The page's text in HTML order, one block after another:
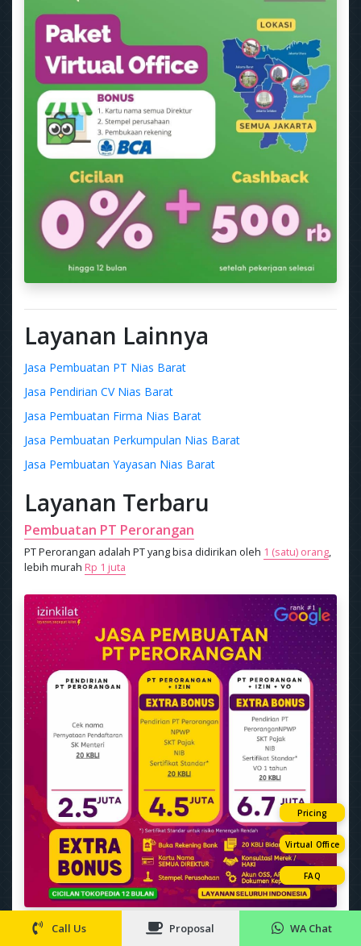
Layanan Lainnya
Jasa Pembuatan PT Nias Barat
Jasa Pendirian CV Nias Barat
Jasa Pembuatan Firma Nias Barat
Jasa Pembuatan Perkumpulan Nias Barat
Jasa Pembuatan Yayasan Nias Barat
Layanan Terbaru
Pembuatan PT Perorangan
PT Perorangan adalah PT yang bisa didirikan oleh 1 (satu) orang,
lebih murah Rp 1 juta
Pricing
Virtual Office
FAQ
Call Us Proposal WA Chat